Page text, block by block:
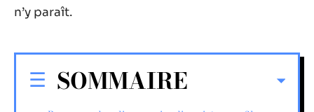
n’y paraît.
SOMMAIRE